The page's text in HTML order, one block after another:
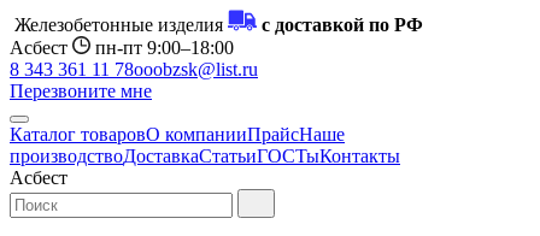
Железобетонные изделия
с доставкой по РФ
Асбест
пн-пт 9:00–18:00
8 343 361 11 78ooobzsk@list.ru
Перезвоните мне
Каталог товаровО компанииПрайсНаше
производствоДоставкаСтатьиГОСТыКонтакты
Асбест